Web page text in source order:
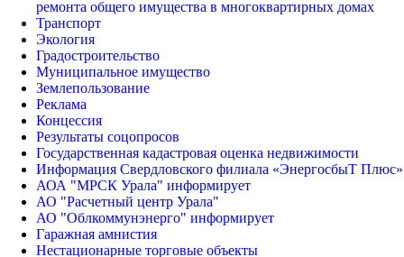
ремонта общего имущества в многоквартирных домах
Транспорт
Экология
Градостроительство
Муниципальное имущество
Землепользование
Реклама
Концессия
Результаты соцопросов
Государственная кадастровая оценка недвижимости
Информация Свердловского филиала «ЭнергосбыТ Плюс»
АОА "МРСК Урала" информирует
АО "Расчетный центр Урала"
АО "Облкоммунэнерго" информирует
Гаражная амнистия
Нестационарные торговые объекты